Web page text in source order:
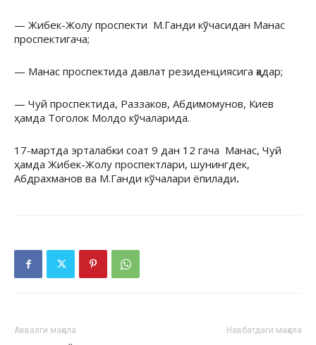
— Жибек-Жолу проспекти М.Ганди кўчасидан Манас
проспектигача;
— Манас проспектида давлат резиденциясига қадар;
— Чуй проспектида, Раззаков, Абдимомунов, Киев
ҳамда Тоголок Молдо кўчаларида.
17-мартда эрталабки соат 9 дан 12 гача Манас, Чуй
ҳамда Жибек-Жолу проспектлари, шунингдек,
Абдрахманов ва М.Ганди кўчалари ёпилади.
Аввалги мақола Навбатдаги мақола